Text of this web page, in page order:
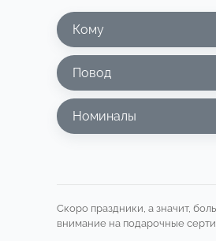
Кому
Повод
Номиналы
Скоро праздники, а значит,
внимание на подарочные